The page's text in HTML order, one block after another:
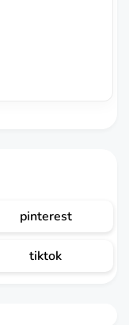
pinterest
tiktok